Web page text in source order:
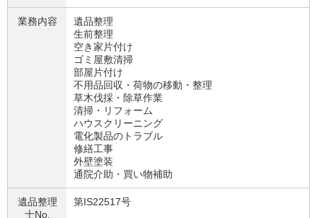
業務内容
遺品整理
生前整理
空き家片付け
ゴミ屋敷清掃
部屋片付け
不用品回収・荷物の移動・整理
草木伐採・除草作業
清掃・リフォーム
ハウスクリーニング
電化製品のトラブル
修繕工事
外壁塗装
通院介助・買い物補助
遺品整理
士No.
第IS22517号